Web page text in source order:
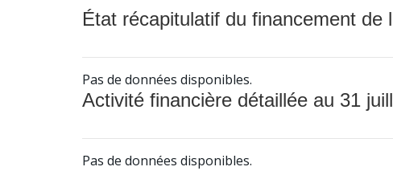
État récapitulatif du financement
Pas de données disponibles.
Activité financière détaillée au 31
Pas de données disponibles.